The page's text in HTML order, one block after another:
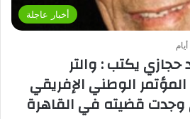
أخبار عاجلة
يكتب : والتر
الوطني الإفريقي
وجدت قضيته في القاهرة